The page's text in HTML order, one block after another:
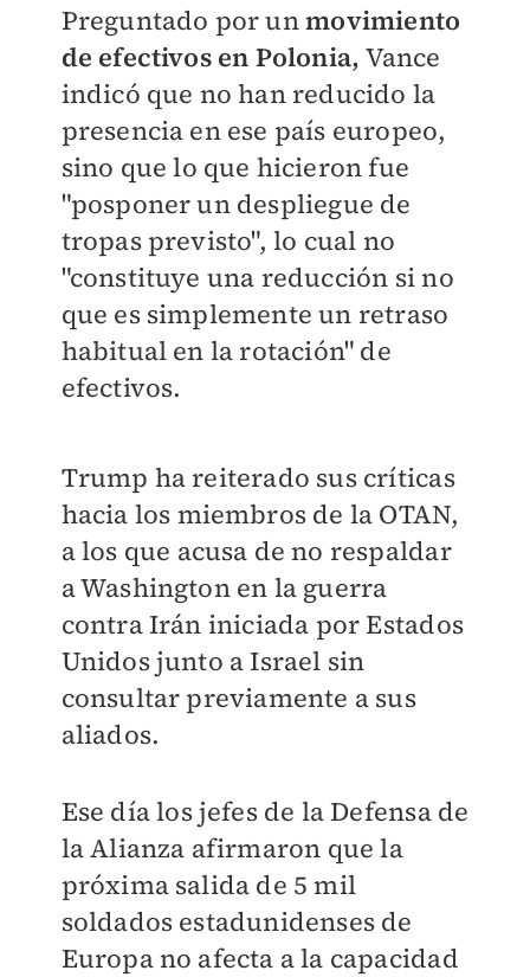
Preguntado por unmovimiento
de efectivos en Polonia, Vance
indicó que no han reducido la
presencia en ese país europeo,
sino que lo que hicieron fue
"posponer un despliegue de
tropas previsto", lo cual no
"constituye una reducción si no
que es simplemente un retraso
habitual en la rotación" de
efectivos.
Trump ha reiterado sus críticas
hacia los miembros de la OTAN,
a los que acusa de no respaldar
a Washington en la guerra
contra Irán iniciada por Estados
Unidos junto a Israel sin
consultar previamente a sus
aliados.
Ese día los jefes de la Defensa de
la Alianza afirmaron que la
próxima salida de 5 mil
soldados estadunidenses de
Europa no afecta a la capacidad